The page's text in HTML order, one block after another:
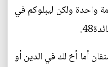
واحدة ولكن ليبلوكم في
أما أخ لك في الدين أو